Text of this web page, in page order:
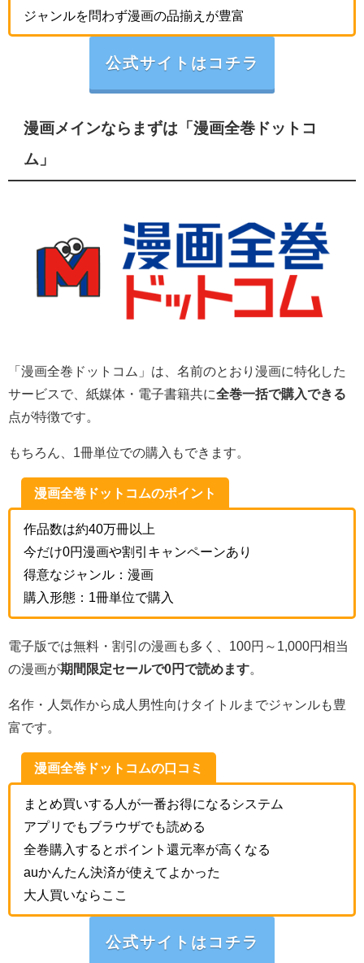
ジャンルを問わず漫画の品揃えが豊富
公式サイトはコチラ
漫画メインならまずは「漫画全巻ドットコ
ム」
「漫画全巻ドットコム」は、名前のとおり漫画に特化した
サービスで、紙媒体・電子書籍共に全巻一括で購入できる
点が特徴です。
もちろん、1冊単位での購入もできます。
漫画全巻ドットコムのポイント
作品数は約40万冊以上
今だけ0円漫画や割引キャンペーンあり
得意なジャンル：漫画
購入形態：1冊単位で購入
電子版では無料・割引の漫画も多く、100円～1,000円相当
の漫画が期間限定セールで0円で読めます
名作・人気作から成人男性向けタイトルまでジャンルも豊
富です。
漫画全巻ドットコムの口コミ
まとめ買いする人が一番お得になるシステム
アプリでもブラウザでも読める
全巻購入するとポイント還元率が高くなる
auかんたん決済が使えてよかった
大人買いならここ
公式サイトはコチラ